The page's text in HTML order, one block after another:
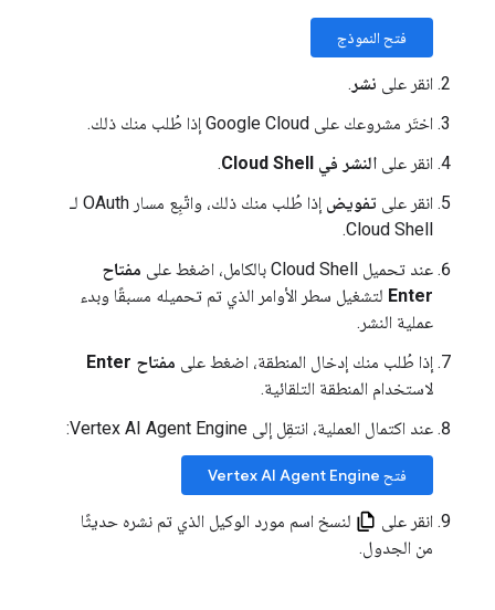
فتح النموذج
انقر على نشر .
اختَر مشروعك على Google Cloud إذا طُلب منك ذلك.
انقر على النشر في Cloud Shell
.
انقر على تفويض
إذا طُلب منك ذلك، واتّبِع مسار OAuth لـ
Cloud Shell.
عند تحميل Cloud Shell بالكامل، اضغط على
مفتاح
Enter لتشغيل سطر الأوامر الذي تم تحميله مسبقًا وبدء
عملية النشر.
إذا طُلب منك إدخال المنطقة، اضغط على مفتاح Enter
لاستخدام المنطقة التلقائية.
عند اكتمال العملية، انتقِل إلى Vertex AI Agent Engine:
فتح Vertex AI Agent Engine
انقر على
لنسخ اسم مورد الوكيل الذي تم نشره حديثًا
من الجدول.